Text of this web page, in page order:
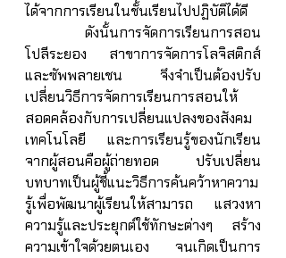
ได้จากการเรียนในชั้นเรียนไปปฏิบัติได้ดี
โปลีระยอง สาขาการจัดการโลจิสติกส์
และซัพพลายเชน จึงจำเป็นต้องปรับ
เปลี่ยนวิธีการจัดการเรียนการสอนให้
สอดคล้องกับการเปลี่ยนแปลงของสังคม
เทคโนโลยี และการเรียนรู้ของนักเรียน
จากผู้สอนคือผู้ถ่ายทอด ปรับเปลี่ยน
บทบาทเป็นผู้ชี้แนะวิธีการค้นคว้าหาความ
รู้เพื่อพัฒนาผู้เรียนให้สามารถ แสวงหา
ความรู้และประยุกต์ใช้ทักษะต่างๆ สร้าง
ความเข้าใจด้วยตนเอง จนเกิดเป็นการ